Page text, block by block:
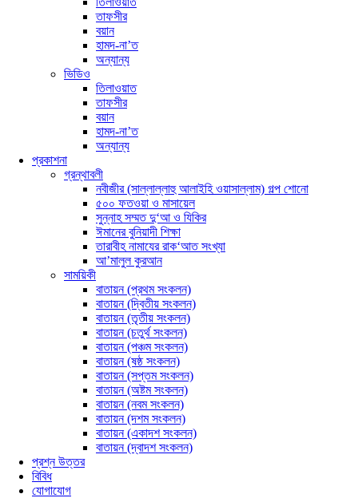
তাফসীর
বয়ান
হামদ-না’ত
অন্যান্য
ভিডিও
তিলাওয়াত
তাফসীর
বয়ান
হামদ-না’ত
অন্যান্য
প্রকাশনা
গ্রন্থাবলী
নবীজীর (সাল্লাল্লাহু আলাইহি ওয়াসাল্লাম) গল্প শোনো
৫০০ ফতওয়া ও মাসায়েল
সুন্নাহ সম্মত দু‘আ ও যিকির
ঈমানের বুনিয়াদী শিক্ষা
তারাবীহ নামাযের রাক‘আত সংখ্যা
আ’মালুল কুরআন
সাময়িকী
বাতায়ন (প্রথম সংকলন)
বাতায়ন (দ্বিতীয় সংকলন)
বাতায়ন (তৃতীয় সংকলন)
বাতায়ন (চতুর্থ সংকলন)
বাতায়ন (পঞ্চম সংকলন)
বাতায়ন (ষষ্ঠ সংকলন)
বাতায়ন (সপ্তম সংকলন)
বাতায়ন (অষ্টম সংকলন)
বাতায়ন (নবম সংকলন)
বাতায়ন (দশম সংকলন)
বাতায়ন (একাদশ সংকলন)
বাতায়ন (দ্বাদশ সংকলন)
প্রশ্ন উত্তর
বিবিধ
যোগাযোগ